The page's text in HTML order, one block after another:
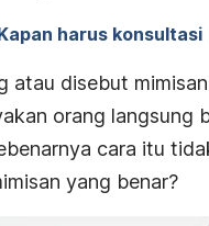
harus konsultasi
atau disebut
orang langsung
cara itu
yang benar?